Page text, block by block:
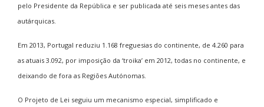
pelo Presidente da República e ser publicada até seis meses antes das
autárquicas.
Em 2013, Portugal reduziu 1.168 freguesias do continente, de 4.260 para
as atuais 3.092, por imposição da ‘troika’ em 2012, todas no continente, e
deixando de fora as Regiões Autónomas.
O Projeto de Lei seguiu um mecanismo especial, simplificado e